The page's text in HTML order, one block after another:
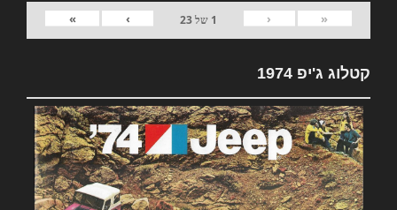
«
‹
1 של23
›
»
קטלוג ג'יפ 1974